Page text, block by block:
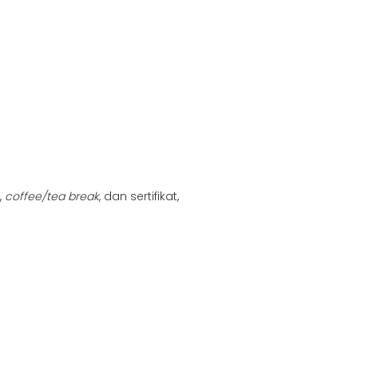
coffee/tea break, dan sertifikat,